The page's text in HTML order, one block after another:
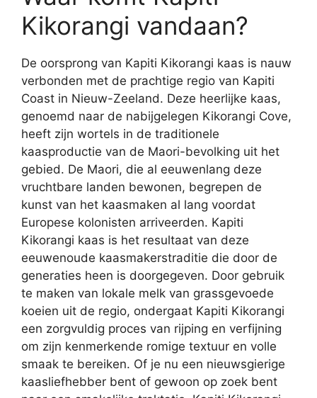
Kikorangi vandaan?
De oorsprong van Kapiti Kikorangi kaas is nauw
verbonden met de prachtige regio van Kapiti
Coast in Nieuw-Zeeland. Deze heerlijke kaas,
genoemd naar de nabijgelegen Kikorangi Cove,
heeft zijn wortels in de traditionele
kaasproductie van de Maori-bevolking uit het
gebied. De Maori, die al eeuwenlang deze
vruchtbare landen bewonen, begrepen de
kunst van het kaasmaken al lang voordat
Europese kolonisten arriveerden. Kapiti
Kikorangi kaas is het resultaat van deze
eeuwenoude kaasmakerstraditie die door de
generaties heen is doorgegeven. Door gebruik
te maken van lokale melk van grassgevoede
koeien uit de regio, ondergaat Kapiti Kikorangi
een zorgvuldig proces van rijping en verfijning
om zijn kenmerkende romige textuur en volle
smaak te bereiken. Of je nu een nieuwsgierige
kaasliefhebber bent of gewoon op zoek bent